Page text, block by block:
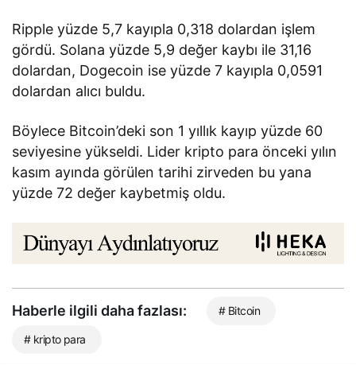
Ripple yüzde 5,7 kayıpla 0,318 dolardan işlem
gördü. Solana yüzde 5,9 değer kaybı ile 31,16
dolardan, Dogecoin ise yüzde 7 kayıpla 0,0591
dolardan alıcı buldu.
Böylece Bitcoin’deki son 1 yıllık kayıp yüzde 60
seviyesine yükseldi. Lider kripto para önceki yılın
kasım ayında görülen tarihi zirveden bu yana
yüzde 72 değer kaybetmiş oldu.
Haberle ilgili daha fazlası: # Bitcoin
# kripto para